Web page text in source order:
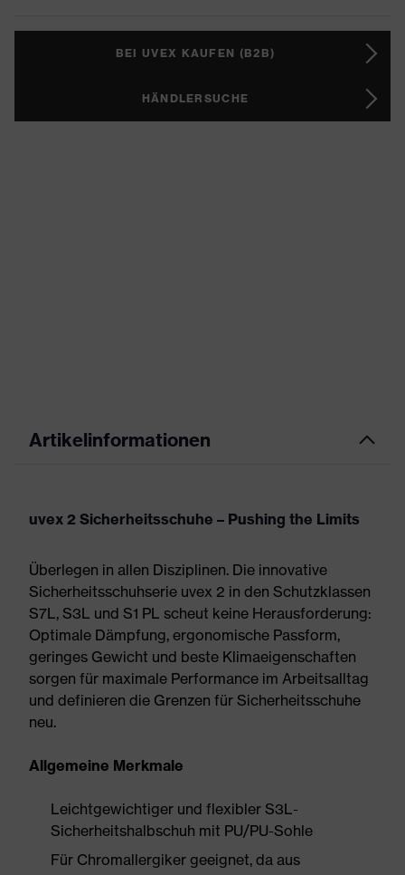
BEI UVEX KAUFEN (B2B)
HÄNDLERSUCHE
Artikelinformationen
uvex 2 Sicherheitsschuhe – Pushing the Limits
Überlegen in allen Disziplinen. Die innovative
Sicherheitsschuhserie uvex 2 in den Schutzklassen
S7L, S3L und S1 PL scheut keine Herausforderung:
Optimale Dämpfung, ergonomische Passform,
geringes Gewicht und beste Klimaeigenschaften
sorgen für maximale Performance im Arbeitsalltag
und definieren die Grenzen für Sicherheitsschuhe
neu.
Allgemeine Merkmale
Leichtgewichtiger und flexibler S3L-
Sicherheitshalbschuh mit PU/PU-Sohle
Für Chromallergiker geeignet, da aus